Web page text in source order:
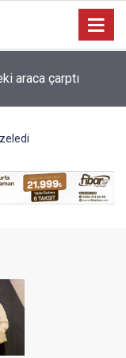
araca çarptı